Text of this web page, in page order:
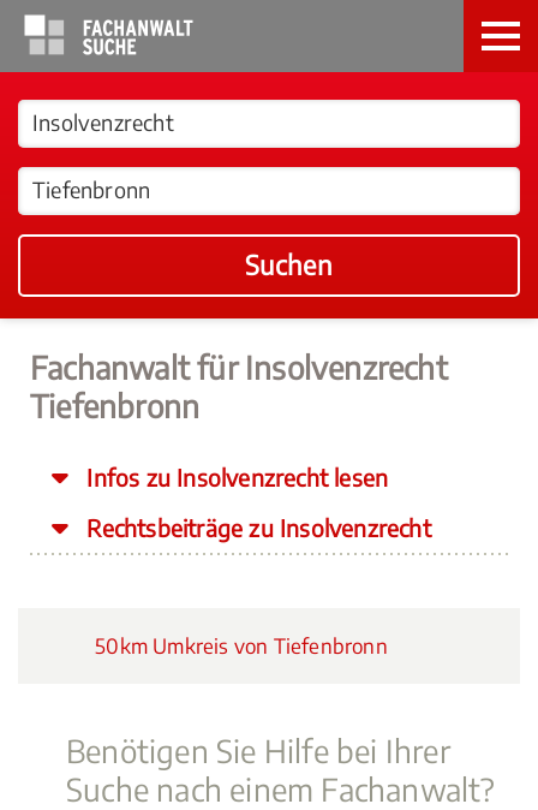
Suchen
Fachanwalt für Insolvenzrecht
Tiefenbronn
Infos zu Insolvenzrecht lesen
Rechtsbeiträge zu Insolvenzrecht
50km Umkreis von Tiefenbronn
Benötigen Sie Hilfe bei Ihrer
Suche nach einem Fachanwalt?